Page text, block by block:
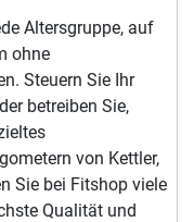
Altersgruppe, auf
ohne
Steuern Sie Ihr
betreiben Sie,
von Kettler,
Sie bei Fitshop viele
Qualität und